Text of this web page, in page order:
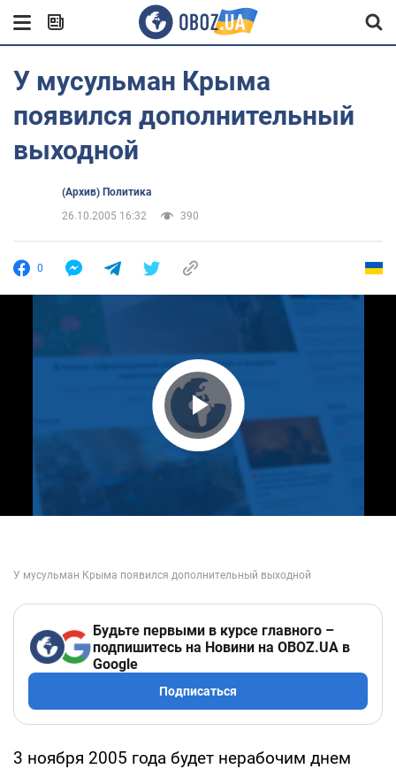
У мусульман Крыма
появился дополнительный
выходной
(Архив) Политика
26.10.2005 16:32
390
0
Play Video
Будьте первыми в курсе главного –
подпишитесь на Новини на OBOZ.UA в
Google
Подписаться
3 ноября 2005 года будет нерабочим днем